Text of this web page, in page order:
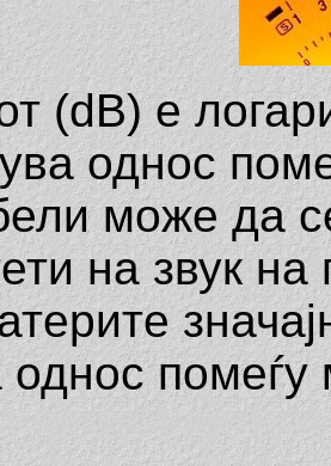
(dB) е
однос
може да
на звук
однос